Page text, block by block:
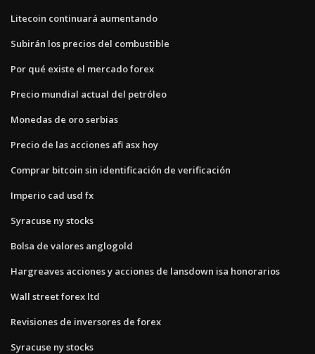
Litecoin continuará aumentando
Subirán los precios del combustible
Por qué existe el mercado forex
Precio mundial actual del petróleo
Monedas de oro serbias
Precio de las acciones afi asx hoy
Comprar bitcoin sin identificación de verificación
Imperio cad usd fx
Syracuse ny stocks
Bolsa de valores anglogold
Hargreaves acciones y acciones de lansdown isa honorarios
Wall street forex ltd
Revisiones de inversores de forex
Syracuse ny stocks